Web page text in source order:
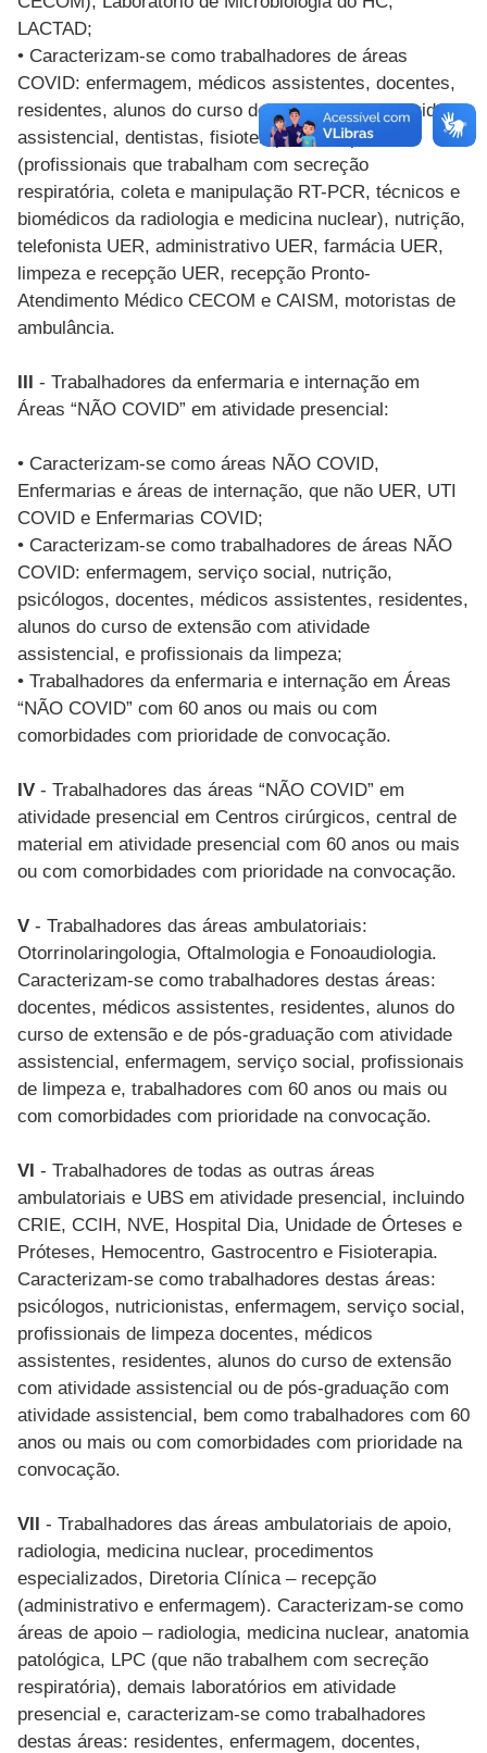
LACTAD;
• Caracterizam-se como trabalhadores de áreas
COVID: enfermagem, médicos assistentes, docentes,
residentes, alunos do curso de extensão com atividade
assistencial, dentistas, fisioterapeutas, apoio
(profissionais que trabalham com secreção
respiratória, coleta e manipulação RT-PCR, técnicos e
biomédicos da radiologia e medicina nuclear), nutrição,
telefonista UER, administrativo UER, farmácia UER,
limpeza e recepção UER, recepção Pronto-
Atendimento Médico CECOM e CAISM, motoristas de
ambulância.
III - Trabalhadores da enfermaria e internação em
Áreas “NÃO COVID” em atividade presencial:
• Caracterizam-se como áreas NÃO COVID,
Enfermarias e áreas de internação, que não UER, UTI
COVID e Enfermarias COVID;
• Caracterizam-se como trabalhadores de áreas NÃO
COVID: enfermagem, serviço social, nutrição,
psicólogos, docentes, médicos assistentes, residentes,
alunos do curso de extensão com atividade
assistencial, e profissionais da limpeza;
• Trabalhadores da enfermaria e internação em Áreas
“NÃO COVID” com 60 anos ou mais ou com
comorbidades com prioridade de convocação.
IV - Trabalhadores das áreas “NÃO COVID” em
atividade presencial em Centros cirúrgicos, central de
material em atividade presencial com 60 anos ou mais
ou com comorbidades com prioridade na convocação.
V - Trabalhadores das áreas ambulatoriais:
Otorrinolaringologia, Oftalmologia e Fonoaudiologia.
Caracterizam-se como trabalhadores destas áreas:
docentes, médicos assistentes, residentes, alunos do
curso de extensão e de pós-graduação com atividade
assistencial, enfermagem, serviço social, profissionais
de limpeza e, trabalhadores com 60 anos ou mais ou
com comorbidades com prioridade na convocação.
VI - Trabalhadores de todas as outras áreas
ambulatoriais e UBS em atividade presencial, incluindo
CRIE, CCIH, NVE, Hospital Dia, Unidade de Órteses e
Próteses, Hemocentro, Gastrocentro e Fisioterapia.
Caracterizam-se como trabalhadores destas áreas:
psicólogos, nutricionistas, enfermagem, serviço social,
profissionais de limpeza docentes, médicos
assistentes, residentes, alunos do curso de extensão
com atividade assistencial ou de pós-graduação com
atividade assistencial, bem como trabalhadores com 60
anos ou mais ou com comorbidades com prioridade na
convocação.
VII - Trabalhadores das áreas ambulatoriais de apoio,
radiologia, medicina nuclear, procedimentos
especializados, Diretoria Clínica – recepção
(administrativo e enfermagem). Caracterizam-se como
áreas de apoio – radiologia, medicina nuclear, anatomia
patológica, LPC (que não trabalhem com secreção
respiratória), demais laboratórios em atividade
presencial e, caracterizam-se como trabalhadores
destas áreas: residentes, enfermagem, docentes,